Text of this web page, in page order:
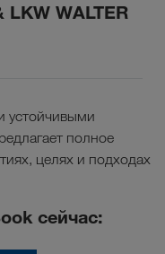
WALTER
устойчивыми
полное
целях и подходах
сейчас: